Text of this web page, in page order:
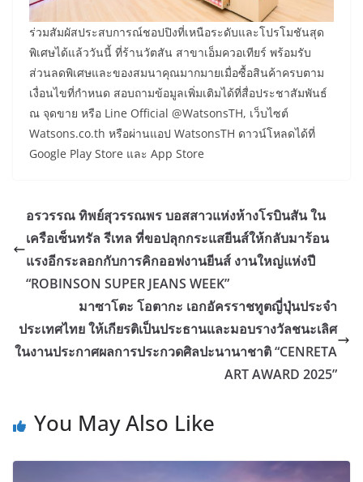
ร่วมสัมผัสประสบการณ์ชอปปิงที่เหนือระดับและโปรโมชันสุด
พิเศษได้แล้ววันนี้ ที่ร้านวัตสัน สาขาเอ็มควอเทียร์ พร้อมรับ
ส่วนลดพิเศษและของสมนาคุณมากมายเมื่อซื้อสินค้าครบตาม
เงื่อนไขที่กำหนด สอบถามข้อมูลเพิ่มเติมได้ที่สื่อประชาสัมพันธ์
ณ จุดขาย หรือ Line Official @WatsonsTH, เว็บไซต์
Watsons.co.th หรือผ่านแอป WatsonsTH ดาวน์โหลดได้ที่
Google Play Store และ App Store
อรวรรณ ทิพย์สุวรรณพร บอสสาวแห่งห้างโรบินสัน ใน
เครือเซ็นทรัล รีเทล ที่ขอปลุกกระแสยีนส์ให้กลับมาร้อน
แรงอีกระลอกกับการคิกออฟงานยีนส์ งานใหญ่แห่งปี
“ROBINSON SUPER JEANS WEEK”
มาซาโตะ โอตากะ เอกอัครราชทูตญี่ปุ่นประจำ
ประเทศไทย ให้เกียรติเป็นประธานและมอบรางวัลชนะเลิศ
ในงานประกาศผลการประกวดศิลปะนานาชาติ “CENRETA
ART AWARD 2025”
You May Also Like